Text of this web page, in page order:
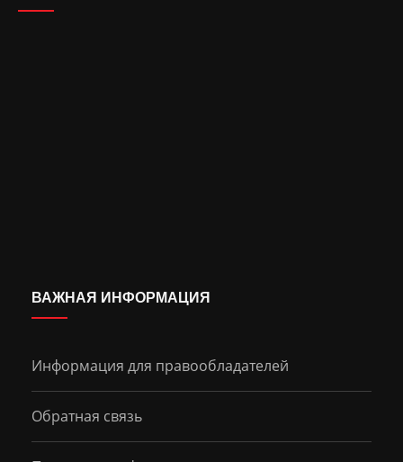
ВАЖНАЯ ИНФОРМАЦИЯ
Информация для правообладателей
Обратная связь